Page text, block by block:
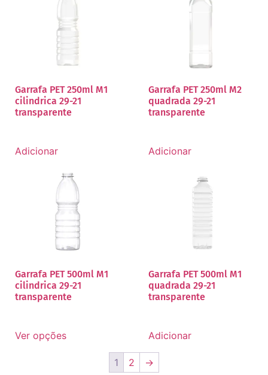
Garrafa PET 250ml M1
cilindrica 29-21
transparente
Adicionar
Garrafa PET 250ml M2
quadrada 29-21
transparente
Adicionar
Garrafa PET 500ml M1
cilindrica 29-21
transparente
Ver opções
Garrafa PET 500ml M1
quadrada 29-21
transparente
Adicionar
1 2 →